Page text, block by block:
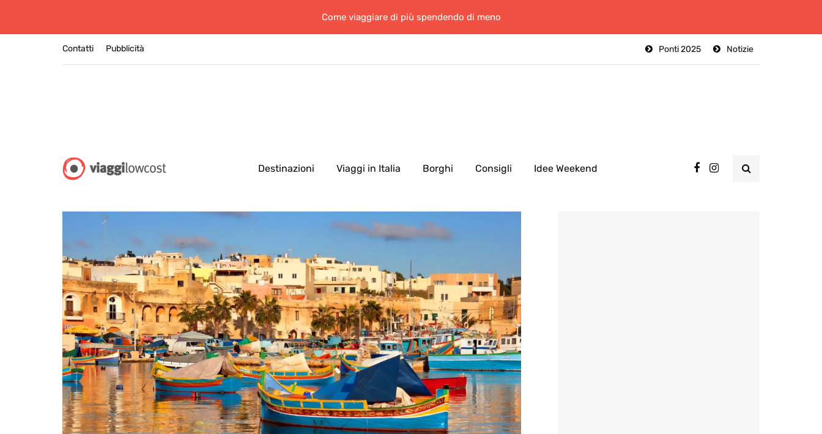
Come viaggiare di più spendendo di meno
Contatti Notizie
Ponti 2025
Pubblicità
Destinazioni Viaggi in Italia Borghi Consigli Idee Weekend